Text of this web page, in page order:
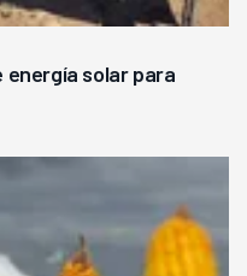
energía solar para